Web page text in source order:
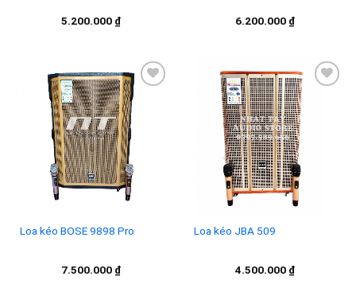
5.200.000 ₫ 6.200.000 ₫
wishlist
Loa kéo BOSE 9898 Pro
7.500.000 ₫
Loa kéo JBA 509
4.500.000 ₫